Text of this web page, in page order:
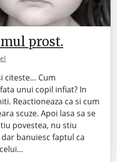
prost.
citeste… Cum
unui copil infiat? In
Reactioneaza ca si cum
scuze. Apoi lasa sa se
povestea, nu stiu
banuiesc faptul ca